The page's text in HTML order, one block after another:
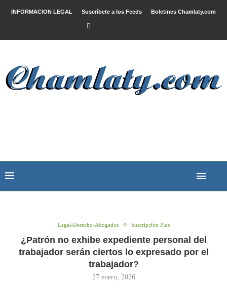
INFORMACION LEGAL Suscríbete a los Feeds Boletines Chamlaty.com
Legal-Derecho-Abogados Suscripción Plus
¿Patrón no exhibe expediente personal del
trabajador serán ciertos lo expresado por el
trabajador?
27 enero, 2026